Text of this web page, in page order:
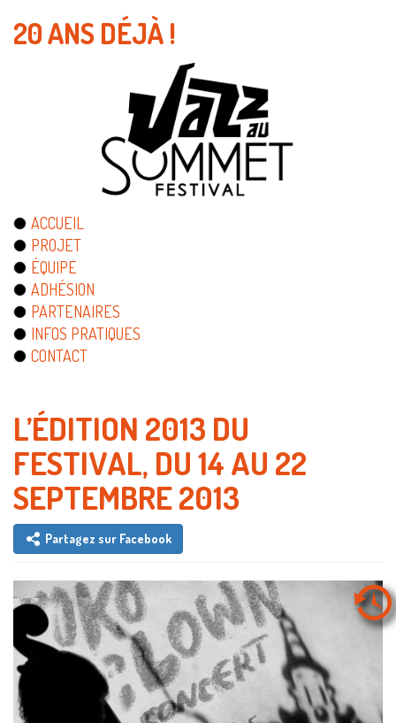
20 ANS DÉJÀ !
ACCUEIL
PROJET
ÉQUIPE
ADHÉSION
PARTENAIRES
INFOS PRATIQUES
CONTACT
L’ÉDITION 2013 DU
FESTIVAL, DU 14 AU 22
SEPTEMBRE 2013
Partagez sur Facebook